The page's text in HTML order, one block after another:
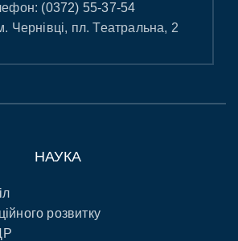
(0372) 55-37-54
Чернівці, пл. Театральна, 2
НАУКА
розвитку